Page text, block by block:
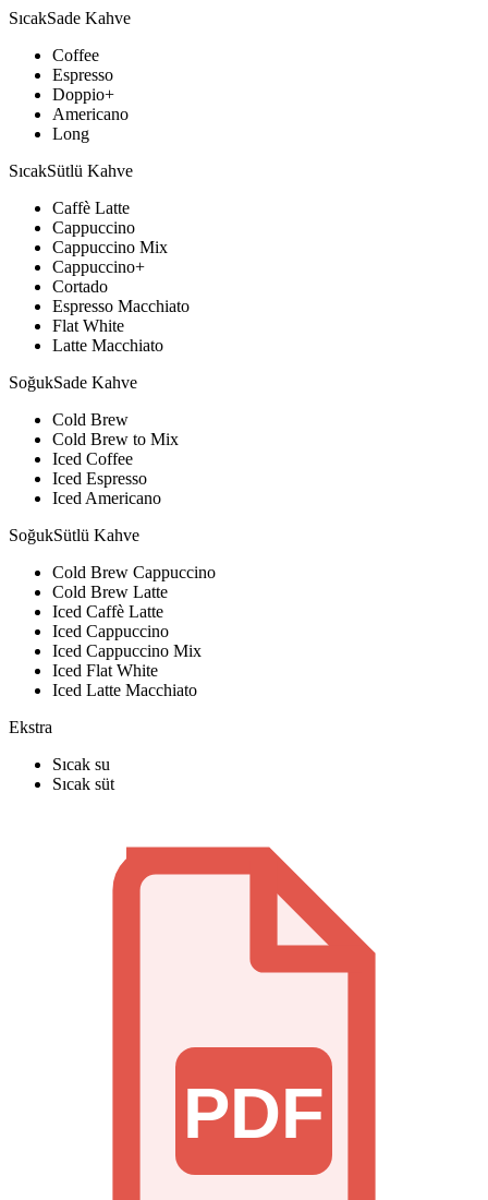
SıcakSade Kahve
Coffee
Espresso
Doppio+
Americano
Long
SıcakSütlü Kahve
Caffè Latte
Cappuccino
Cappuccino Mix
Cappuccino+
Cortado
Espresso Macchiato
Flat White
Latte Macchiato
SoğukSade Kahve
Cold Brew
Cold Brew to Mix
Iced Coffee
Iced Espresso
Iced Americano
SoğukSütlü Kahve
Cold Brew Cappuccino
Cold Brew Latte
Iced Caffè Latte
Iced Cappuccino
Iced Cappuccino Mix
Iced Flat White
Iced Latte Macchiato
Ekstra
Sıcak su
Sıcak süt
PDF